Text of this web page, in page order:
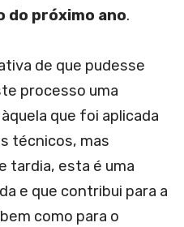
do próximo ano.
de que pudesse
processo uma
que foi aplicada
técnicos, mas
tardia, esta é uma
e que contribui para a
como para o